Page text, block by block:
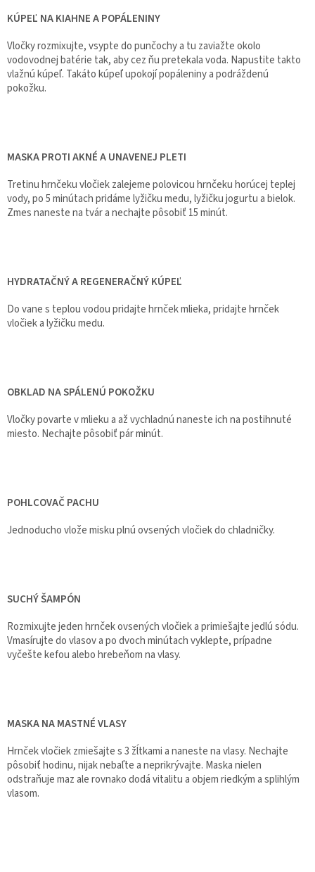
KÚPEĽ NA KIAHNE A POPÁLENINY
Vločky rozmixujte, vsypte do punčochy a tu zaviažte okolo
vodovodnej batérie tak, aby cez ňu pretekala voda. Napustite takto
vlažnú kúpeľ. Takáto kúpeľ upokojí popáleniny a podráždenú
pokožku.
MASKA PROTI AKNÉ A UNAVENEJ PLETI
Tretinu hrnčeku vločiek zalejeme polovicou hrnčeku horúcej teplej
vody, po 5 minútach pridáme lyžičku medu, lyžičku jogurtu a bielok.
Zmes naneste na tvár a nechajte pôsobiť 15 minút.
HYDRATAČNÝ A REGENERAČNÝ KÚPEĽ
Do vane s teplou vodou pridajte hrnček mlieka, pridajte hrnček
vločiek a lyžičku medu.
OBKLAD NA SPÁLENÚ POKOŽKU
Vločky povarte v mlieku a až vychladnú naneste ich na postihnuté
miesto. Nechajte pôsobiť pár minút.
POHLCOVAČ PACHU
Jednoducho vlože misku plnú ovsených vločiek do chladničky.
SUCHÝ ŠAMPÓN
Rozmixujte jeden hrnček ovsených vločiek a primiešajte jedlú sódu.
Vmasírujte do vlasov a po dvoch minútach vyklepte, prípadne
vyčešte kefou alebo hrebeňom na vlasy.
MASKA NA MASTNÉ VLASY
Hrnček vločiek zmiešajte s 3 žĺtkami a naneste na vlasy. Nechajte
pôsobiť hodinu, nijak nebaľte a neprikrývajte. Maska nielen
odstraňuje maz ale rovnako dodá vitalitu a objem riedkým a splihlým
vlasom.